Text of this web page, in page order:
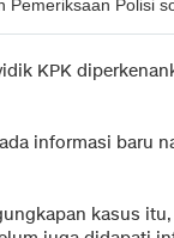
Pemeriksaan Polisi
KPK
informasi baru
kasus